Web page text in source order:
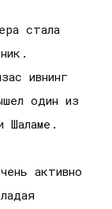
стала
ивнинг
один из
Шаламе.
активно